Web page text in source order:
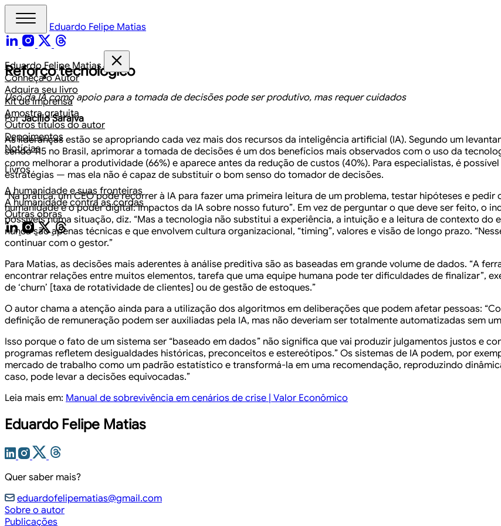
Eduardo Felipe Matias
Eduardo Felipe Matias
Conheça o Autor
Adquira seu livro
Kit de imprensa
Amostra gratuita
Outros títulos do autor
Depoimentos
Notícias
Livros
A humanidade e suas fronteiras
A humanidade contra as cordas
Outras obras
Reforço tecnológico
Uso da IA como apoio para a tomada de decisões pode ser produtivo, mas requer cuidados
PorJacilio Saraiva
As lideranças estão se apropriando cada vez mais dos recursos da inteligência artificial (IA). Segundo um
sendo 115 no Brasil, aprimorar a tomada de decisões é um dos benefícios mais observados com o uso da
como melhorar a produtividade (66%) e aparece antes da redução de custos (40%). Para especialistas, é
estratégias — mas ela não é capaz de substituir o bom senso do tomador de decisões.
“Na prática, um CEO pode recorrer à IA para fazer uma primeira leitura de um problema, testar hipóteses e
humanidade e o poder digital: Impactos da IA sobre nosso futuro”. Em vez de perguntar o que deve ser feito, o
possíveis numa situação, diz. “Mas a tecnologia não substitui a experiência, a intuição e a leitura de contexto do
nunca são apenas técnicas e que envolvem cultura organizacional, “timing”, valores e visão de longo prazo.
continuar com o gestor.”
Para Matias, as decisões mais aderentes à análise preditiva são as baseadas em grande volume de dados. “A
encontrar relações entre muitos elementos, tarefa que uma equipe humana pode ter dificuldades de finalizar”,
de ‘churn’ [taxa de rotatividade de clientes] ou de gestão de estoques.”
O autor chama a atenção ainda para a utilização dos algoritmos em deliberações que podem afetar pessoas:
definição de remuneração podem ser auxiliadas pela IA, mas não deveriam ser totalmente automatizadas sem
Isso porque o fato de um sistema ser “baseado em dados” não significa que vai produzir julgamentos justos e
programas refletem desigualdades históricas, preconceitos e estereótipos.” Os sistemas de IA podem, por
mercado de trabalho como um padrão estatístico e transformá-la em uma recomendação, reproduzindo
caso, pode levar a decisões equivocadas.”
Leia mais em: Manual de sobrevivência em cenários de crise | Valor Econômico
Eduardo Felipe Matias
Quer saber mais?
eduardofelipematias@gmail.com
Sobre o autor
Publicações